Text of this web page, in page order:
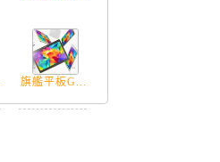
旗艦平板G...